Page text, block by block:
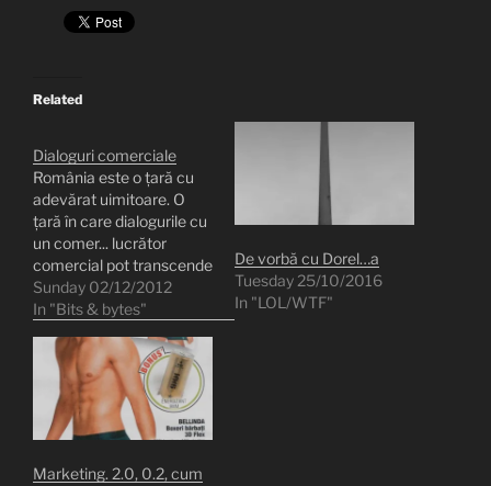
Related
Dialoguri comerciale
România este o țară cu
adevărat uimitoare. O
țară în care dialogurile cu
un comer... lucrător
comercial pot transcende
raționalul și poate duce
până în metafizic. Ceea
dialog real. S-a întâmplat
astăzi, eu fiind unul dintre
participanți. Intru într-un
magazin de diverse, în
căutarea unui
Sunday 02/12/2012
In "Bits & bytes"
De vorbă cu Dorel…a
Tuesday 25/10/2016
In "LOL/WTF"
Marketing. 2.0, 0.2, cum